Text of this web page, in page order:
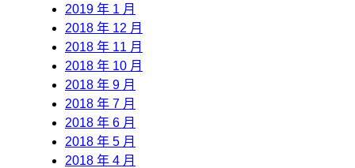
2019 年 1 月
2018 年 12 月
2018 年 11 月
2018 年 10 月
2018 年 9 月
2018 年 7 月
2018 年 6 月
2018 年 5 月
2018 年 4 月